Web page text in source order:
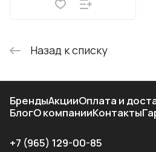
Назад к списку
БрендыАкцииОплата и
БлогО компанииКонтакты
+7 (965) 129-00-85